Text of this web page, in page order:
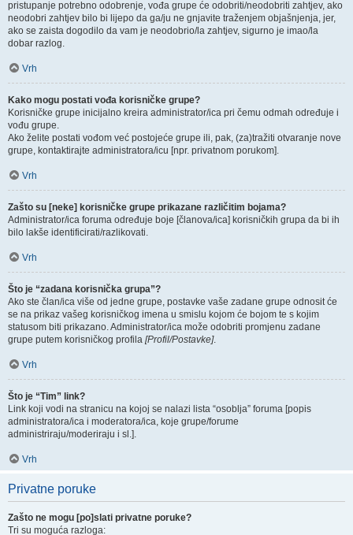
pristupanje potrebno odobrenje, vođa grupe će odobriti/neodobriti zahtjev, ako
neodobri zahtjev bilo bi lijepo da ga/ju ne gnjavite traženjem objašnjenja, jer,
ako se zaista dogodilo da vam je neodobrio/la zahtjev, sigurno je imao/la
dobar razlog.
Vrh
Kako mogu postati vođa korisničke grupe?
Korisničke grupe inicijalno kreira administrator/ica pri čemu odmah određuje i
vođu grupe.
Ako želite postati vođom već postojeće grupe ili, pak, (za)tražiti otvaranje nove
grupe, kontaktirajte administratora/icu [npr. privatnom porukom].
Vrh
Zašto su [neke] korisničke grupe prikazane različitim bojama?
Administrator/ica foruma određuje boje [članova/ica] korisničkih grupa da bi ih
bilo lakše identificirati/razlikovati.
Vrh
Što je “zadana korisnička grupa”?
Ako ste član/ica više od jedne grupe, postavke vaše zadane grupe odnosit će
se na prikaz vašeg korisničkog imena u smislu kojom će bojom te s kojim
statusom biti prikazano. Administrator/ica može odobriti promjenu zadane
grupe putem korisničkog profila [Profil/Postavke].
Vrh
Što je “Tim” link?
Link koji vodi na stranicu na kojoj se nalazi lista “osoblja” foruma [popis
administratora/ica i moderatora/ica, koje grupe/forume
administriraju/moderiraju i sl.].
Vrh
Privatne poruke
Zašto ne mogu [po]slati privatne poruke?
Tri su moguća razloga: